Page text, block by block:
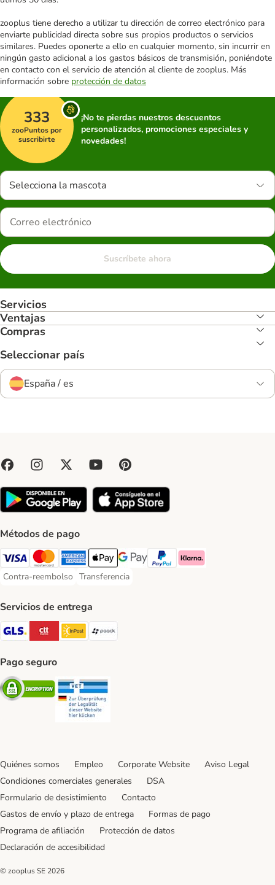
zooplus tiene derecho a utilizar tu dirección de correo electrónico para
enviarte publicidad directa sobre sus propios productos o servicios
similares. Puedes oponerte a ello en cualquier momento, sin incurrir en
ningún gasto adicional a los gastos básicos de transmisión, poniéndote
en contacto con el servicio de atención al cliente de zooplus. Más
información sobre protección de datos
333
zooPuntos por
suscribirte
¡No te pierdas nuestros descuentos
personalizados, promociones especiales y
novedades!
Selecciona la mascota
Suscríbete ahora
Servicios
Ventajas
Compras
Seleccionar país
España / es
Métodos de pago
Visa Payment Method
Mastercard Payment Method
American Express Payment Method
Apple Pay Payment Method
Google Pay Payment Method
PayPal Payment Method
Klarna Payment Method
Contra-reembolso
Contra-reembolso Payment Method
Transferencia
Transferencia Payment Method
Servicios de entrega
GLS Shipping Method
CTTExpress Shipping Method
InPost Shipping Method
paack Shipping Method
Pago seguro
Security
Quiénes somos Empleo Corporate Website
Aviso Legal
Condiciones comerciales generales
DSA
Formulario de desistimiento
Contacto
Gastos de envío y plazo de entrega
Formas de pago
Programa de afiliación
Protección de datos
Declaración de accesibilidad
© zooplus SE 2026